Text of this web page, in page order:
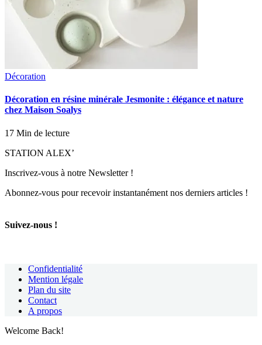
Décoration
Décoration en résine minérale Jesmonite : élégance et nature
chez Maison Soalys
17 Min de lecture
STATION ALEX’
Inscrivez-vous à notre Newsletter !
Abonnez-vous pour recevoir instantanément nos derniers articles !
Suivez-nous !
Confidentialité
Mention légale
Plan du site
Contact
A propos
Welcome Back!